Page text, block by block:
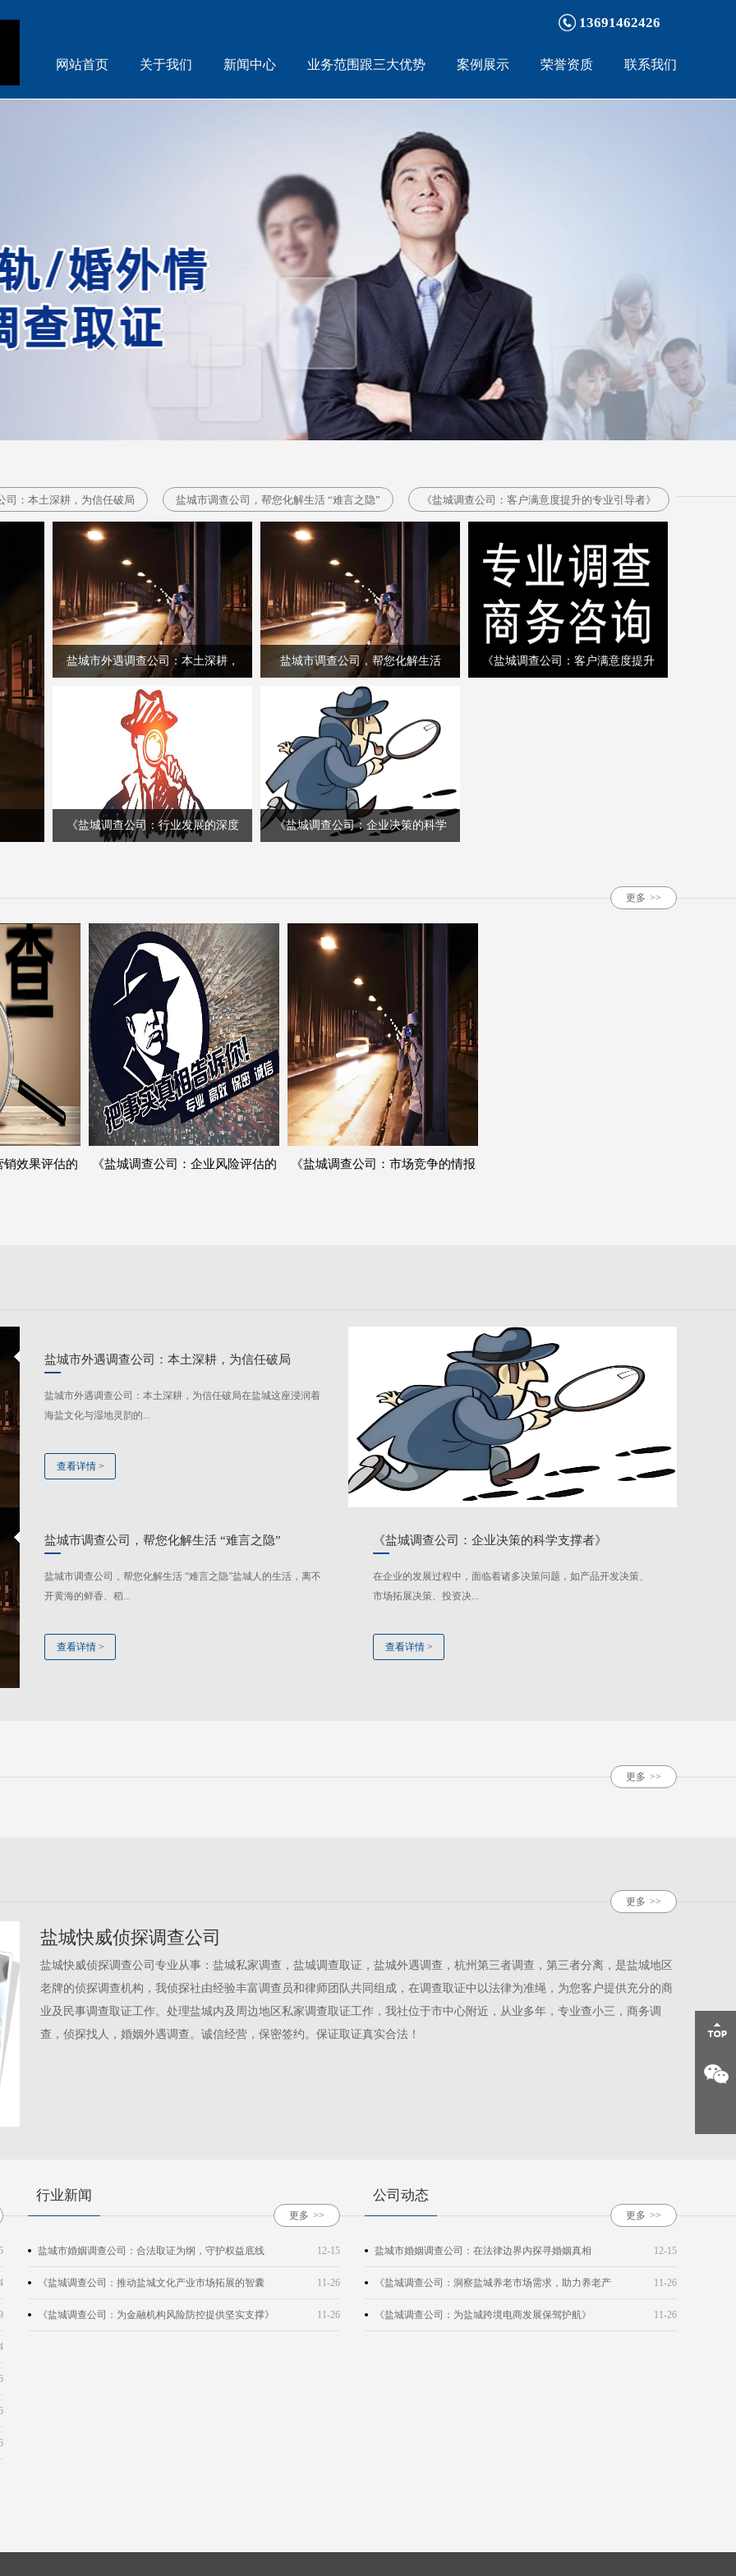
13691462426
网站首页 关于我们 新闻中心 业务范围跟三大优势 案例展示 荣誉资质 联系我们
司：本土深耕，为信任破局 盐城市调查公司，帮您化解生活 “难言之隐” 《盐城调查公司：客户满意度提升的专业引导者》
盐城市外遇调查公司：本土深耕，
为信任破局
盐城市调查公司，帮您化解生活
“难言之隐”
《盐城调查公司：客户满意度提升
《盐城调查公司：行业发展的深度 《盐城调查公司：企业决策的科学
更多 >>
效果评估的
《盐城调查公司：企业风险评估的
《盐城调查公司：市场竞争的情报
盐城市外遇调查公司：本土深耕，为信任破局
盐城市外遇调查公司：本土深耕，为信任破局在盐城这座浸润着
海盐文化与湿地灵韵的...
查看详情 >
盐城市调查公司，帮您化解生活 “难言之隐”
盐城市调查公司，帮您化解生活 “难言之隐”盐城人的生活，离不
开黄海的鲜香、稻...
查看详情 >
《盐城调查公司：企业决策的科学支撑者》
在企业的发展过程中，面临着诸多决策问题，如产品开发决策、
市场拓展决策、投资决...
查看详情 >
更多 >>
更多 >>
盐城快威侦探调查公司
盐城快威侦探调查公司专业从事：盐城私家调查，盐城调查取证，盐城外遇调查，杭州第三者调查，第三者分离，是盐城地区
老牌的侦探调查机构，我侦探社由经验丰富调查员和律师团队共同组成，在调查取证中以法律为准绳，为您客户提供充分的商
业及民事调查取证工作。处理盐城内及周边地区私家调查取证工作，我社位于市中心附近，从业多年，专业查小三，商务调
查，侦探找人，婚姻外遇调查。诚信经营，保密签约。保证取证真实合法！
行业新闻
更多 >>
盐城市婚姻调查公司：合法取证为纲，守护权益底线 12-15
《盐城调查公司：推动盐城文化产业市场拓展的智囊
团》
11-26
《盐城调查公司：为金融机构风险防控提供坚实支撑》 11-26
公司动态
更多 >>
盐城市婚姻调查公司：在法律边界内探寻婚姻真相 12-15
《盐城调查公司：洞察盐城养老市场需求，助力养老产
业发展》
11-26
《盐城调查公司：为盐城跨境电商发展保驾护航》 11-26